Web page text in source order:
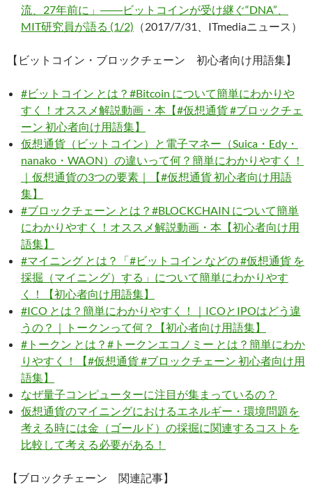
流、27年前に」――ビットコインが受け継ぐ“DNA”、
MIT研究員が語る (1/2) （2017/7/31、ITmediaニュース）
【ビットコイン・ブロックチェーン 初心者向け用語集】
#ビットコイン とは？#Bitcoin について簡単にわかりや
すく！オススメ解説動画・本【#仮想通貨 #ブロックチェ
ーン 初心者向け用語集】
仮想通貨（ビットコイン）と電子マネー（Suica・Edy・
nanako・WAON）の違いって何？簡単にわかりやすく！
｜仮想通貨の3つの要素｜【#仮想通貨 初心者向け用語
集】
#ブロックチェーン とは？#BLOCKCHAIN について簡単
にわかりやすく！オススメ解説動画・本【初心者向け用
語集】
#マイニング とは？「#ビットコイン などの #仮想通貨 を
採掘（マイニング）する」について簡単にわかりやす
く！【初心者向け用語集】
#ICO とは？簡単にわかりやすく！｜ICOとIPOはどう違
うの？｜トークンって何？【初心者向け用語集】
#トークン とは？#トークンエコノミー とは？簡単にわか
りやすく！【#仮想通貨 #ブロックチェーン 初心者向け用
語集】
なぜ量子コンピューターに注目が集まっているの？
仮想通貨のマイニングにおけるエネルギー・環境問題を
考える時には金（ゴールド）の採掘に関連するコストを
比較して考える必要がある！
【ブロックチェーン 関連記事】